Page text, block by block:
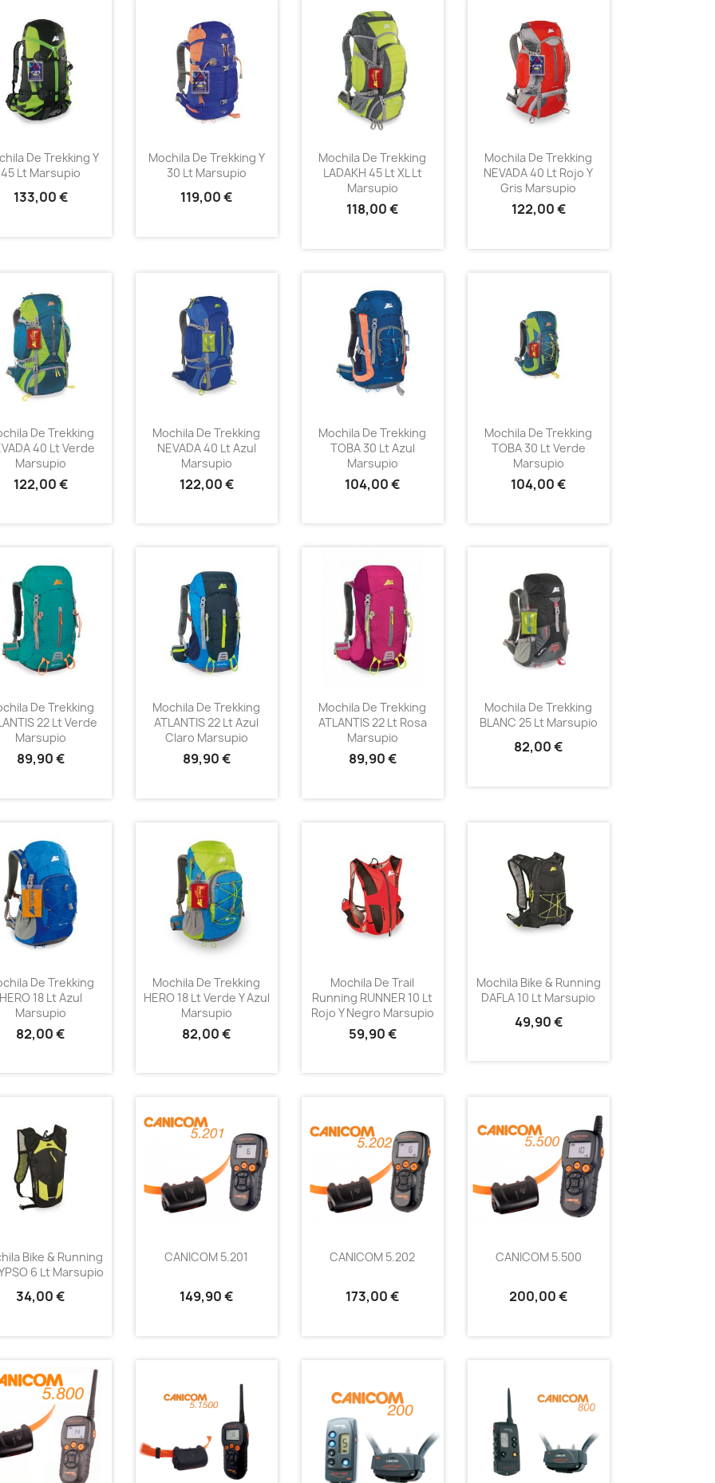
De Trekking Y
45 Lt Marsupio
133,00 €
Mochila De Trekking Y
30 Lt Marsupio
119,00 €
Mochila De Trekking
LADAKH 45 Lt XL Lt
Marsupio
118,00 €
Mochila De Trekking
NEVADA 40 Lt Rojo Y
Gris Marsupio
122,00 €
De Trekking
40 Lt Verde
Marsupio
122,00 €
Mochila De Trekking
NEVADA 40 Lt Azul
Marsupio
122,00 €
Mochila De Trekking
TOBA 30 Lt Azul
Marsupio
104,00 €
Mochila De Trekking
TOBA 30 Lt Verde
Marsupio
104,00 €
De Trekking
22 Lt Verde
Marsupio
89,90 €
Mochila De Trekking
ATLANTIS 22 Lt Azul
Claro Marsupio
89,90 €
Mochila De Trekking
ATLANTIS 22 Lt Rosa
Marsupio
89,90 €
Mochila De Trekking
BLANC 25 Lt Marsupio
82,00 €
De Trekking
18 Lt Azul
Marsupio
82,00 €
Mochila De Trekking
HERO 18 Lt Verde Y Azul
Marsupio
82,00 €
Mochila De Trail
Running RUNNER 10 Lt
Rojo Y Negro Marsupio
59,90 €
Mochila Bike & Running
DAFLA 10 Lt Marsupio
49,90 €
Bike & Running
6 Lt Marsupio
34,00 €
CANICOM 5.201
149,90 €
CANICOM 5.202
173,00 €
CANICOM 5.500
200,00 €